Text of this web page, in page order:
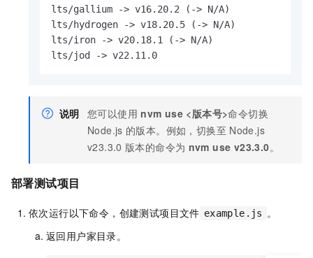
lts/gallium -> v16.20.2 (-> N/A)
lts/hydrogen -> v18.20.5 (-> N/A)
lts/iron -> v20.18.1 (-> N/A)
lts/jod -> v22.11.0
说明 您可以使用 nvm use <版本号>命令切换
Node.js 的版本。例如，切换至 Node.js
v23.3.0 版本的命令为 nvm use v23.3.0。
部署测试项目
依次运行以下命令，创建测试项目文件 example.js
。
返回用户家目录。